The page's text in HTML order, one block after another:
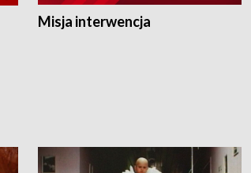
Misja interwencja